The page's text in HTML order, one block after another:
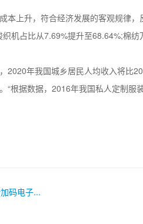
本上升，符合经济发展的客观规律
机占比从7.69%提升至68.64%;棉
2020年我国城乡居民人均收入将
“根据数据，2016年我国私人定制
码电子...